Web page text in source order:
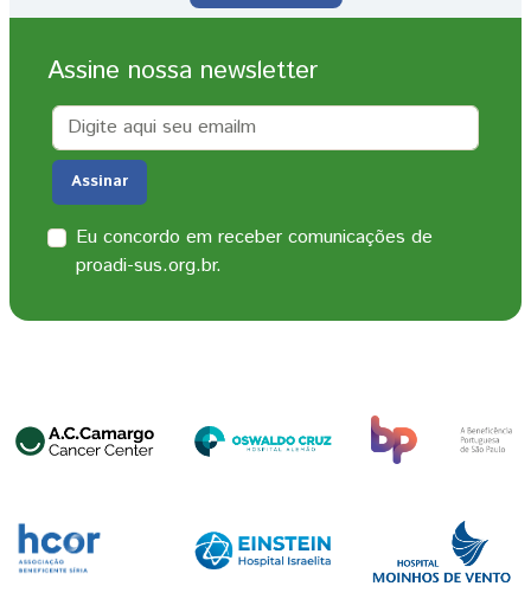
Assine nossa newsletter
Email
Assinar
Eu concordo em receber comunicações de
proadi-sus.org.br.